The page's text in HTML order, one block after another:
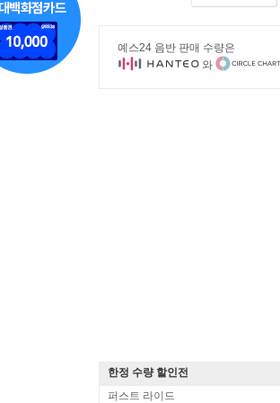
예스24 음반 판매 수량은
와
한정 수량 할인전
퍼스트 라이드